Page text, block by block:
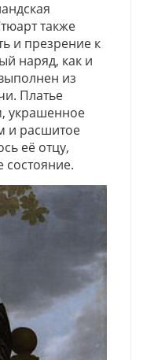
также
и презрение к
наряд, как и
из
Платье
украшенное
и расшитое
её отцу,
состояние.